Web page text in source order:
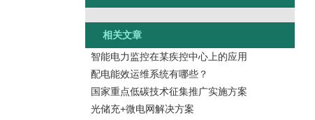
相关文章
智能电力监控在某疾控中心上的应用
配电能效运维系统有哪些？
国家重点低碳技术征集推广实施方案
光储充+微电网解决方案